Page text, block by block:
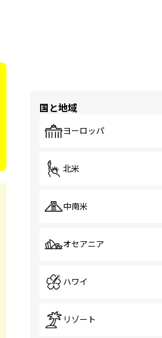
国と地域
ヨーロッパ
北米
中南米
オセアニア
ハワイ
リゾート